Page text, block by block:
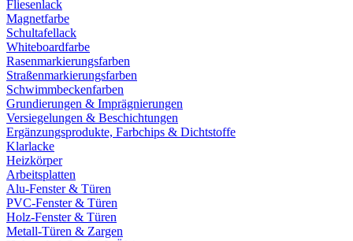
Fliesenlack
Magnetfarbe
Schultafellack
Whiteboardfarbe
Rasenmarkierungsfarben
Straßenmarkierungsfarben
Schwimmbeckenfarben
Grundierungen & Imprägnierungen
Versiegelungen & Beschichtungen
Ergänzungsprodukte, Farbchips & Dichtstoffe
Klarlacke
Heizkörper
Arbeitsplatten
Alu-Fenster & Türen
PVC-Fenster & Türen
Holz-Fenster & Türen
Metall-Türen & Zargen